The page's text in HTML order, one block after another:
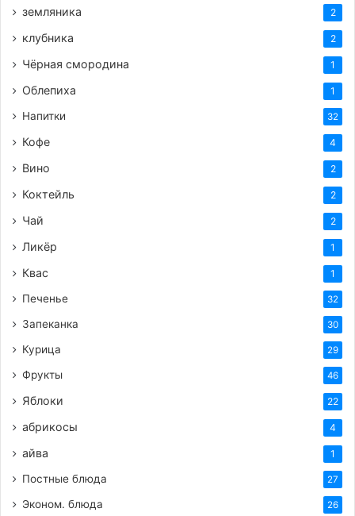
земляника 2
клубника 2
Чёрная смородина 1
Облепиха 1
Напитки 32
Кофе 4
Вино 2
Коктейль 2
Чай 2
Ликёр 1
Квас 1
Печенье 32
Запеканка 30
Курица 29
Фрукты 46
Яблоки 22
абрикосы 4
айва 1
Постные блюда 27
Эконом. блюда 26